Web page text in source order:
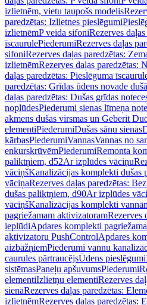
izlietnēm, vietu taupošs modelis
paredzētas: Izlietnes pieslēgumi
izlietnēmP veida sifoniRezerves
īscaurulePiederumiRezerves daļas
sifoniRezerves daļas paredzētas:
izlietnēmRezerves daļas paredzētas:
daļas paredzētas: Pieslēguma
paredzētas: Grīdas ūdens novade
daļas paredzētas: Dušas grīdas
noplūdesPiederumi sienas līmeņa
akmens dušas virsmas un Geberit
elementiPiederumiDušas sānu sienas
kārbasPiederumiVannasVannas no
enkurskrūvēmPiederumiRemonta
paliktņiem, d52Ar izplūdes vāciņu
vāciņšKanalizācijas komplekti dušas
vāciņaRezerves daļas paredzētas:
dušas paliktņiem, d90Ar izplūdes
vāciņšKanalizācijas komplekti
pagriežamam aktivizatoramRezerves
ieplūdiApdares komplekti
aktivizatoru PushControlApdares
aizbāžņiemPiederumi vannu
caurules pārtraucējsŪdens pieslēgumi
sistēmasPaneļu apšuvumsPiederumi
elementiIzlietņu elementiRezerves
sienāRezerves daļas paredzētas:
izlietnēmRezerves daļas paredzētas: